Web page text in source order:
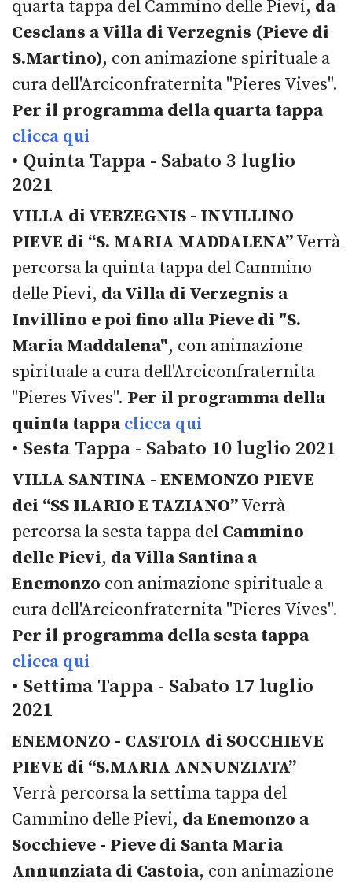
quarta tappa del Cammino delle Pievi, da
Cesclans a Villa di Verzegnis (Pieve di
S.Martino), con animazione spirituale a
cura dell'Arciconfraternita "Pieres Vives".
Per il programma della quarta tappa
clicca qui
• Quinta Tappa - Sabato 3 luglio
2021
VILLA di VERZEGNIS - INVILLINO
PIEVE di “S. MARIA MADDALENA”Verrà
percorsa la quinta tappa del Cammino
delle Pievi, da Villa di Verzegnis a
Invillino e poi fino alla Pieve di "S.
Maria Maddalena", con animazione
spirituale a cura dell'Arciconfraternita
"Pieres Vives". Per il programma della
quinta tappaclicca qui
• Sesta Tappa - Sabato 10 luglio 2021
VILLA SANTINA - ENEMONZO PIEVE
dei “SS ILARIO E TAZIANO”Verrà
percorsa la sesta tappa del Cammino
delle Pievi, da Villa Santina a
Enemonzo con animazione spirituale a
cura dell'Arciconfraternita "Pieres Vives".
Per il programma della sesta tappa
clicca qui
• Settima Tappa - Sabato 17 luglio
2021
ENEMONZO - CASTOIA di SOCCHIEVE
PIEVE di “S.MARIA ANNUNZIATA”
Verrà percorsa la settima tappa del
Cammino delle Pievi, da Enemonzo a
Socchieve - Pieve di Santa Maria
Annunziata di Castoia, con animazione